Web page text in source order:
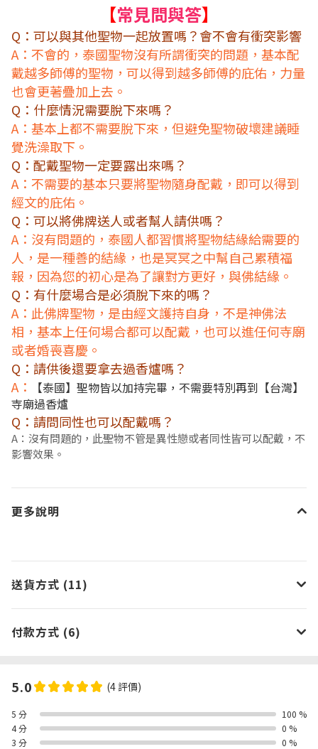
【常見問與答】
Q：可以與其他聖物一起放置嗎？會不會有衝突影響
A：不會的，泰國聖物沒有所謂衝突的問題，基本配
戴越多師傅的聖物，可以得到越多師傅的庇佑，力量
也會更著疊加上去。
Q：什麼情況需要脫下來嗎？
A：基本上都不需要脫下來，但避免聖物破壞建議睡
覺洗澡取下。
Q：配戴聖物一定要露出來嗎？
A：不需要的基本只要將聖物隨身配戴，即可以得到
經文的庇佑。
Q：可以將佛牌送人或者幫人請供嗎？
A：沒有問題的，泰國人都習慣將聖物結緣給需要的
人，是一種善的結緣，也是冥冥之中幫自己累積福
報，因為您的初心是為了讓對方更好，與佛結緣。
Q：有什麼場合是必須脫下來的嗎？
A：此佛牌聖物，是由經文護持自身，不是神佛法
相，基本上任何場合都可以配戴，也可以進任何寺廟
或者婚喪喜慶。
Q：請供後還要拿去過香爐嗎？
A：
【泰國】聖物皆以加持完畢，不需要特別再到【台灣】
寺廟過香爐
Q：請問同性也可以配戴嗎？
A：沒有問題的，此聖物不管是異性戀或者同性皆可以配戴，不
影響效果。
更多說明
送貨方式 (11)
付款方式 (6)
5.0 (4 評價)
5 分
100 %
4 分
0 %
3 分
0 %